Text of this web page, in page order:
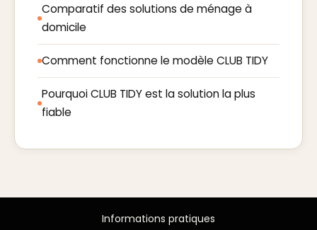
Comparatif des solutions de ménage à
domicile
Comment fonctionne le modèle CLUB TIDY
Pourquoi CLUB TIDY est la solution la plus
fiable
Informations pratiques